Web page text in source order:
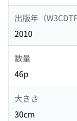
出版年（W3CDTF
2010
数量
46p
大きさ
30cm